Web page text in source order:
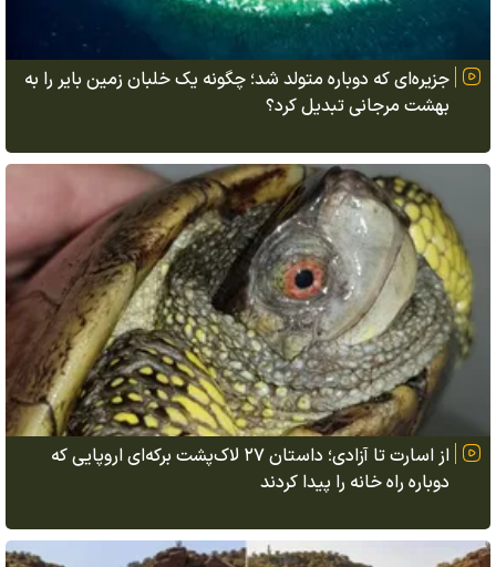
جزیره‌ای که دوباره متولد شد؛ چگونه یک خلبان زمین بایر را به
بهشت مرجانی تبدیل کرد؟
از اسارت تا آزادی؛ داستان ۲۷ لاک‌پشت برکه‌ای اروپایی که
دوباره راه خانه را پیدا کردند